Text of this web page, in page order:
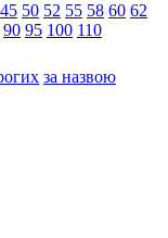
45 50 52 55 58 60 62
90 95 100 110
за назвою